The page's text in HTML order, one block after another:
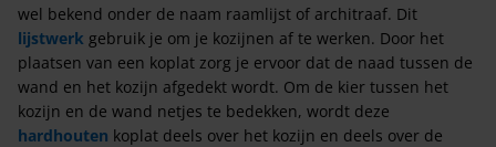
wel bekend onder de naam raamlijst of architraaf. Dit
lijstwerk gebruik je om je kozijnen af te werken. Door het
plaatsen van een koplat zorg je ervoor dat de naad tussen de
wand en het kozijn afgedekt wordt. Om de kier tussen het
kozijn en de wand netjes te bedekken, wordt deze
hardhouten koplat deels over het kozijn en deels over de